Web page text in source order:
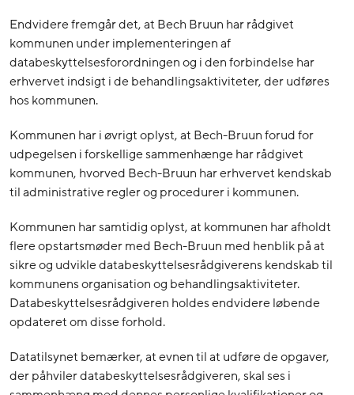
Endvidere fremgår det, at Bech Bruun har rådgivet
kommunen under implementeringen af
databeskyttelsesforordningen og i den forbindelse har
erhvervet indsigt i de behandlingsaktiviteter, der udføres
hos kommunen.
Kommunen har i øvrigt oplyst, at Bech-Bruun forud for
udpegelsen i forskellige sammenhænge har rådgivet
kommunen, hvorved Bech-Bruun har erhvervet kendskab
til administrative regler og procedurer i kommunen.
Kommunen har samtidig oplyst, at kommunen har afholdt
flere opstartsmøder med Bech-Bruun med henblik på at
sikre og udvikle databeskyttelsesrådgiverens kendskab til
kommunens organisation og behandlingsaktiviteter.
Databeskyttelsesrådgiveren holdes endvidere løbende
opdateret om disse forhold.
Datatilsynet bemærker, at evnen til at udføre de opgaver,
der påhviler databeskyttelsesrådgiveren, skal ses i